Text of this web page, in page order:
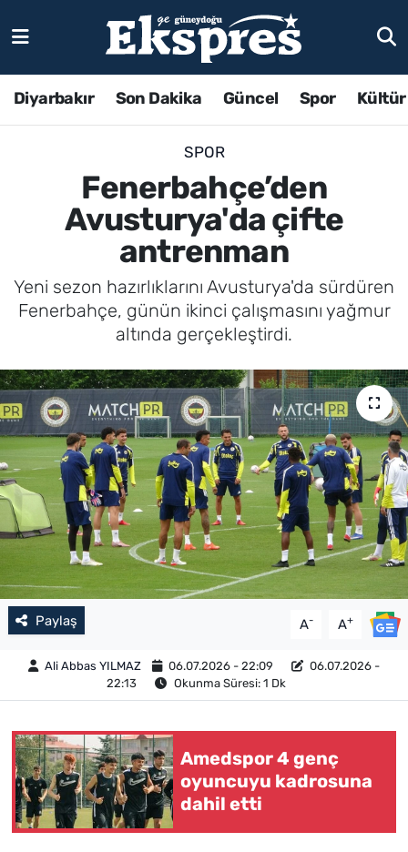
Diyarbakır Son Dakika Güncel Spor
SPOR
Fenerbahçe’den
Avusturya'da çifte
antrenman
Yeni sezon hazırlıklarını Avusturya'da sürdüren
Fenerbahçe, günün ikinci çalışmasını yağmur
altında gerçekleştirdi.
Paylaş A- A+
Ali Abbas YILMAZ 06.07.2026 - 22:09
06.07.2026 -
22:13
Okunma Süresi: 1 Dk
Amedspor 4 genç
oyuncuyu kadrosuna
dahil etti